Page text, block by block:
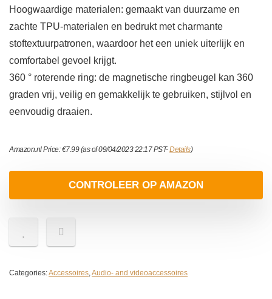
Hoogwaardige materialen: gemaakt van duurzame en
zachte TPU-materialen en bedrukt met charmante
stoftextuurpatronen, waardoor het een uniek uiterlijk en
comfortabel gevoel krijgt.
360 ° roterende ring: de magnetische ringbeugel kan 360
graden vrij, veilig en gemakkelijk te gebruiken, stijlvol en
eenvoudig draaien.
Amazon.nl Price:€7.99(as of 09/04/2023 22:17 PST-Details)
CONTROLEER OP AMAZON
Categories:Accessoires,Audio- and videoaccessoires